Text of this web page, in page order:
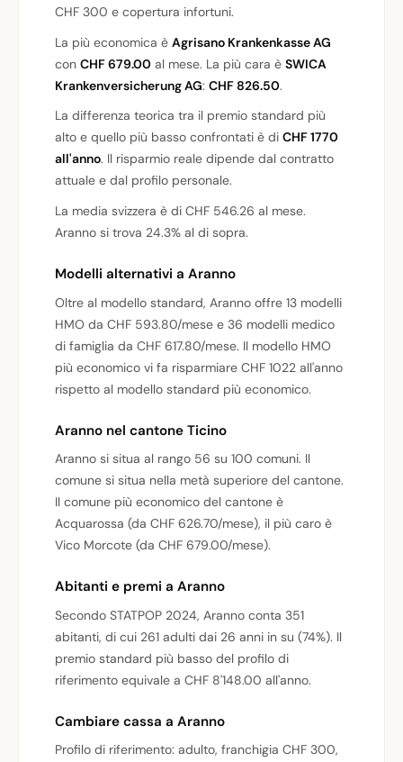
CHF 300 e copertura infortuni.
La più economica è Agrisano Krankenkasse AG
con CHF 679.00 al mese. La più cara è SWICA
Krankenversicherung AG: CHF 826.50.
La differenza teorica tra il premio standard più
alto e quello più basso confrontati è di CHF 1770
all'anno. Il risparmio reale dipende dal contratto
attuale e dal profilo personale.
La media svizzera è di CHF 546.26 al mese.
Aranno si trova 24.3% al di sopra.
Modelli alternativi a Aranno
Oltre al modello standard, Aranno offre 13 modelli
HMO da CHF 593.80/mese e 36 modelli medico
di famiglia da CHF 617.80/mese. Il modello HMO
più economico vi fa risparmiare CHF 1022 all'anno
rispetto al modello standard più economico.
Aranno nel cantone Ticino
Aranno si situa al rango 56 su 100 comuni. Il
comune si situa nella metà superiore del cantone.
Il comune più economico del cantone è
Acquarossa (da CHF 626.70/mese), il più caro è
Vico Morcote (da CHF 679.00/mese).
Abitanti e premi a Aranno
Secondo STATPOP 2024, Aranno conta 351
abitanti, di cui 261 adulti dai 26 anni in su (74%). Il
premio standard più basso del profilo di
riferimento equivale a CHF 8'148.00 all'anno.
Cambiare cassa a Aranno
Profilo di riferimento: adulto, franchigia CHF 300,